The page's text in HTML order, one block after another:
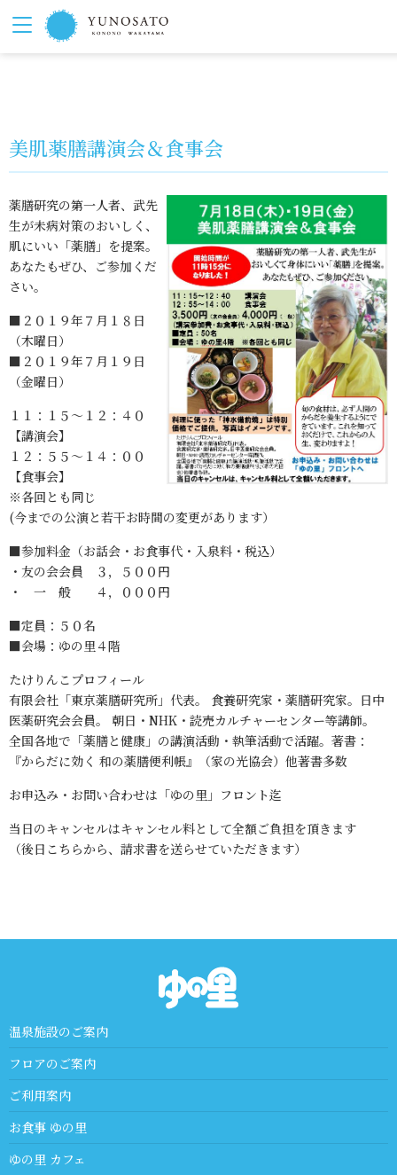
美肌薬膳講演会＆食事会
薬膳研究の第一人者、武先
生が未病対策のおいしく、
肌にいい「薬膳」を提案。
あなたもぜひ、ご参加くだ
さい。
■２０１９年７月１８日
（木曜日）
■２０１９年７月１９日
（金曜日）
１１：１５～１２：４０
【講演会】
１２：５５～１４：００
【食事会】
※各回とも同じ
(今までの公演と若干お時間の変更があります）
■参加料金（お話会・お食事代・入泉料・税込）
・友の会会員 ３，５００円
・ 一 般 ４，０００円
■定員：５０名
■会場：ゆの里４階
たけりんこプロフィール
有限会社「東京薬膳研究所」代表。 食養研究家・薬膳研究家。日中
医薬研究会会員。 朝日・NHK・読売カルチャーセンター等講師。
全国各地で「薬膳と健康」の講演活動・執筆活動で活躍。著書：
『からだに効く 和の薬膳便利帳』（家の光協会）他著書多数
お申込み・お問い合わせは「ゆの里」フロント迄
当日のキャンセルはキャンセル料として全額ご負担を頂きます
（後日こちらから、請求書を送らせていただきます）
温泉施設のご案内
フロアのご案内
ご利用案内
お食事 ゆの里
ゆの里 カフェ